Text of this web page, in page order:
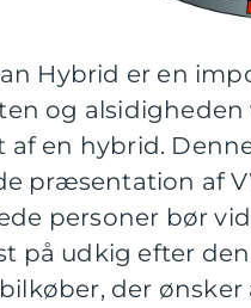
Hybrid er en
og
af en hybrid.
præsentation af
personer bør
på udkig efter
der